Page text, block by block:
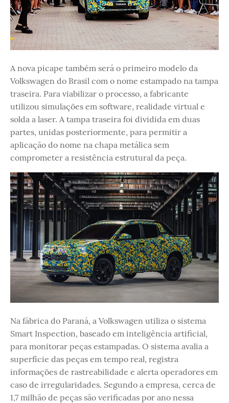
A nova picape também será o primeiro modelo da
Volkswagen do Brasil com o nome estampado na tampa
traseira. Para viabilizar o processo, a fabricante
utilizou simulações em software, realidade virtual e
solda a laser. A tampa traseira foi dividida em duas
partes, unidas posteriormente, para permitir a
aplicação do nome na chapa metálica sem
comprometer a resistência estrutural da peça.
Na fábrica do Paraná, a Volkswagen utiliza o sistema
Smart Inspection, baseado em inteligência artificial,
para monitorar peças estampadas. O sistema avalia a
superfície das peças em tempo real, registra
informações de rastreabilidade e alerta operadores em
caso de irregularidades. Segundo a empresa, cerca de
1,7 milhão de peças são verificadas por ano nessa